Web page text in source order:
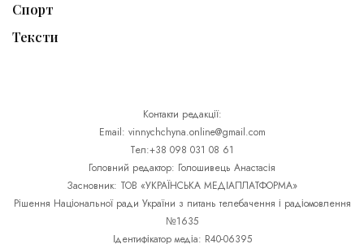
Спорт
Тексти
Контакти редакції:
Email: vinnychchyna.online@gmail.com
Тел:+38 098 031 08 61
Головний редактор: Голошивець Анастасія
Засновник: ТОВ «УКРАЇНСЬКА МЕДІАПЛАТФОРМА»
Рішення Національної ради України з питань телебачення і радіомовлення
№1635
Ідентифікатор медіа: R40-06395